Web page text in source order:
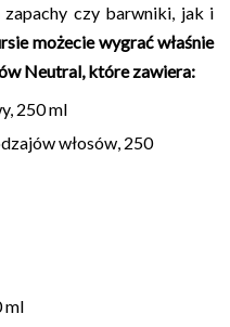
czy barwniki, jak i
możecie wygrać właśnie
Neutral, które zawiera:
250 ml
włosów, 250
ml